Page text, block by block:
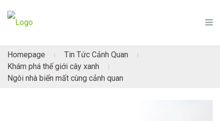
Homepage Tin Tức Cảnh Quan
Khám phá thế giới cây xanh
Ngôi nhà biến mất cùng cảnh quan